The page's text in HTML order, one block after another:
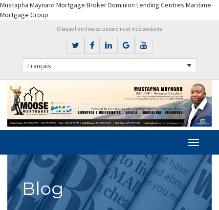
Mustapha Maynard Mortgage Broker Dominion Lending Centres Maritime
Mortgage Group
Chaque franchise est autonome et indépendante
Français
Blog